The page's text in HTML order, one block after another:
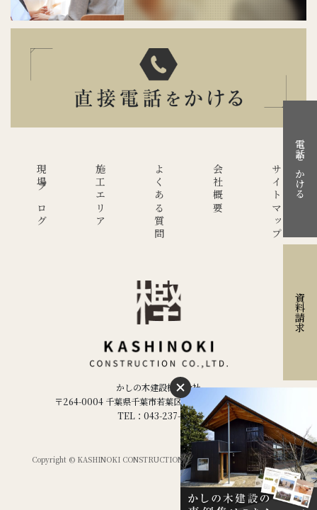
現場ブログ 施工エリア よくある質問 会社概要 サイトマップ
かしの木建設株式会社
〒264-0004 千葉県千葉市若葉区千城台西２丁目２−５
TEL：043-237-1886
Copyright © KASHINOKI CONSTRUCTION Co.ltd,. All Rights Reserved.
電話をかける
資料請求